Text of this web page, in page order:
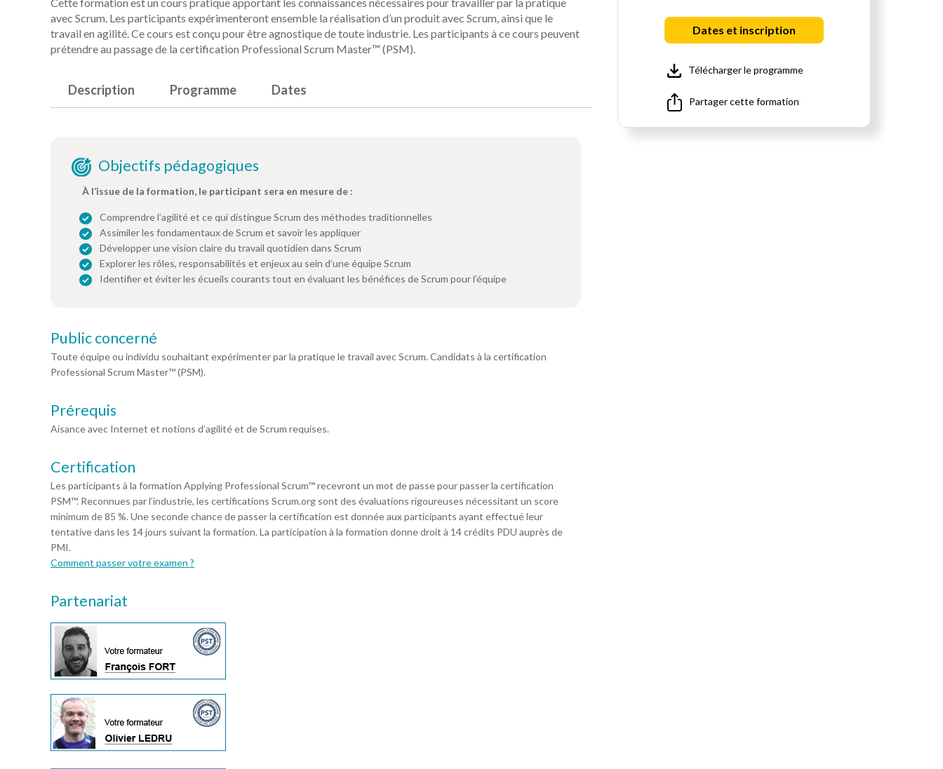
Dates et inscription
Télécharger le programme
Partager cette formation
Cette formation est un cours pratique apportant les connaissances nécessaires pour travailler par la pratique
avec Scrum. Les participants expérimenteront ensemble la réalisation d’un produit avec Scrum, ainsi que le
travail en agilité. Ce cours est conçu pour être agnostique de toute industrie. Les participants à ce cours peuvent
prétendre au passage de la certification Professional Scrum Master™ (PSM).
Description Programme Dates
Objectifs pédagogiques
À l’issue de la formation, le participant sera en mesure de :
Comprendre l’agilité et ce qui distingue Scrum des méthodes traditionnelles
Assimiler les fondamentaux de Scrum et savoir les appliquer
Développer une vision claire du travail quotidien dans Scrum
Explorer les rôles, responsabilités et enjeux au sein d’une équipe Scrum
Identifier et éviter les écueils courants tout en évaluant les bénéfices de Scrum pour l’équipe
Public concerné
Toute équipe ou individu souhaitant expérimenter par la pratique le travail avec Scrum. Candidats à la certification
Professional Scrum Master™ (PSM).
Prérequis
Aisance avec Internet et notions d’agilité et de Scrum requises.
Certification
Les participants à la formation Applying Professional Scrum™ recevront un mot de passe pour passer la certification
PSM™. Reconnues par l’industrie, les certifications Scrum.org sont des évaluations rigoureuses nécessitant un score
minimum de 85 %. Une seconde chance de passer la certification est donnée aux participants ayant effectué leur
tentative dans les 14 jours suivant la formation. La participation à la formation donne droit à 14 crédits PDU auprès de
PMI.
Comment passer votre examen ?
Partenariat